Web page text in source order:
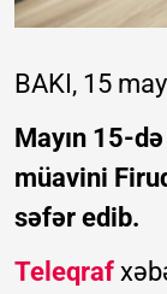
BAKI, 15
Mayın 15-
müavini
səfər edib.
Teleqraf